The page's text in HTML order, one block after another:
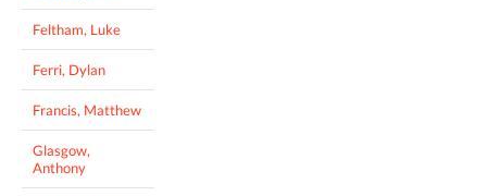
Feltham, Luke
Ferri, Dylan
Francis, Matthew
Glasgow,
Anthony